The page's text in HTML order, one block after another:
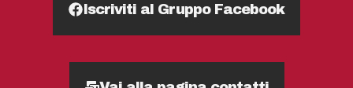
Iscriviti al Gruppo Facebook